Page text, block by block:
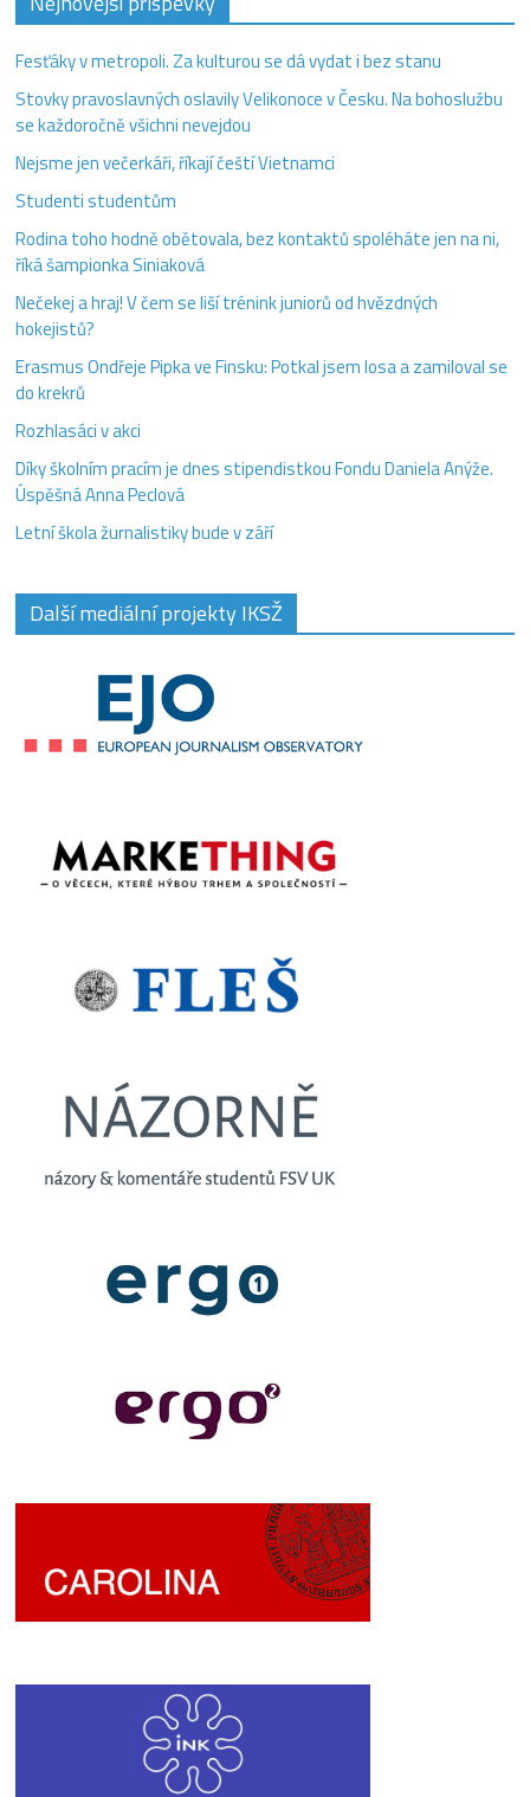
Fesťáky v metropoli. Za kulturou se dá vydat i bez stanu
Stovky pravoslavných oslavily Velikonoce v Česku. Na bohoslužbu
se každoročně všichni nevejdou
Nejsme jen večerkáři, říkají čeští Vietnamci
Studenti studentům
Rodina toho hodně obětovala, bez kontaktů spoléháte jen na ni,
říká šampionka Siniaková
Nečekej a hraj! V čem se liší trénink juniorů od hvězdných
hokejistů?
Erasmus Ondřeje Pipka ve Finsku: Potkal jsem losa a zamiloval se
do krekrů
Rozhlasáci v akci
Díky školním pracím je dnes stipendistkou Fondu Daniela Anýže.
Úspěšná Anna Peclová
Letní škola žurnalistiky bude v září
Další mediální projekty IKSŽ